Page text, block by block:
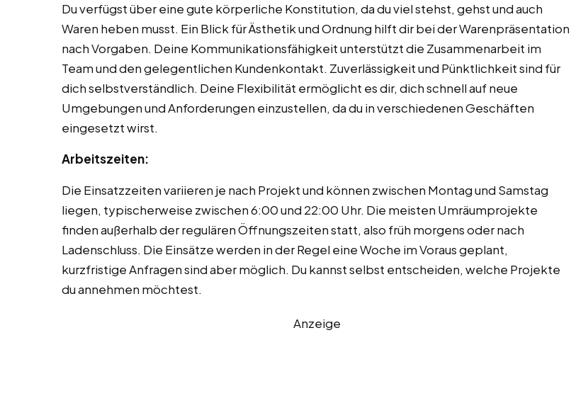
Du verfügst über eine gute körperliche Konstitution, da du viel stehst, gehst und auch
Waren heben musst. Ein Blick für Ästhetik und Ordnung hilft dir bei der Warenpräsentation
nach Vorgaben. Deine Kommunikationsfähigkeit unterstützt die Zusammenarbeit im
Team und den gelegentlichen Kundenkontakt. Zuverlässigkeit und Pünktlichkeit sind für
dich selbstverständlich. Deine Flexibilität ermöglicht es dir, dich schnell auf neue
Umgebungen und Anforderungen einzustellen, da du in verschiedenen Geschäften
eingesetzt wirst.
Arbeitszeiten:
Die Einsatzzeiten variieren je nach Projekt und können zwischen Montag und Samstag
liegen, typischerweise zwischen 6:00 und 22:00 Uhr. Die meisten Umräumprojekte
finden außerhalb der regulären Öffnungszeiten statt, also früh morgens oder nach
Ladenschluss. Die Einsätze werden in der Regel eine Woche im Voraus geplant,
kurzfristige Anfragen sind aber möglich. Du kannst selbst entscheiden, welche Projekte
du annehmen möchtest.
Anzeige